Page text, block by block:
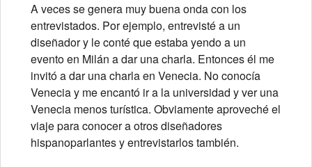
A veces se genera muy buena onda con los
entrevistados. Por ejemplo, entrevisté a un
diseñador y le conté que estaba yendo a un
evento en Milán a dar una charla. Entonces él me
invitó a dar una charla en Venecia. No conocía
Venecia y me encantó ir a la universidad y ver una
Venecia menos turística. Obviamente aproveché el
viaje para conocer a otros diseñadores
hispanoparlantes y entrevistarlos también.